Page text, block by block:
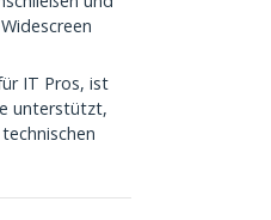
IT Pros, ist
unterstützt,